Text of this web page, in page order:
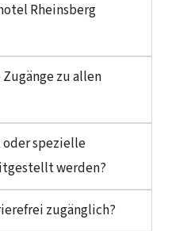
Rheinsberg
zu allen
spezielle
werden?
zugänglich?